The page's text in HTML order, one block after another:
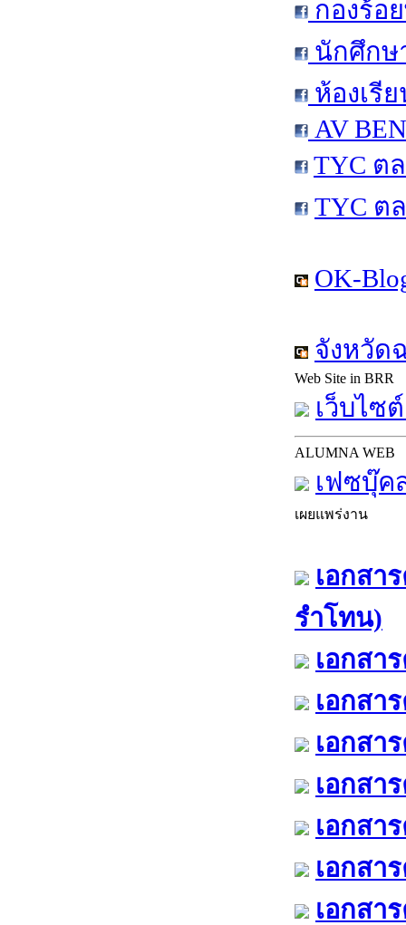
กองร้อ
นักศึกษ
ห้องเรี
AV
TYC ต
TYC ต
OK-
จังหวัด
Web Site in BRR
เว็บไซ
ALUMNA WEB
เฟซบุ๊ค
เผยแพร่งาน
เอกสา
รำโทน)
เอกสา
เอกสา
เอกสา
เอกสา
เอกสา
เอกสา
เอกสา